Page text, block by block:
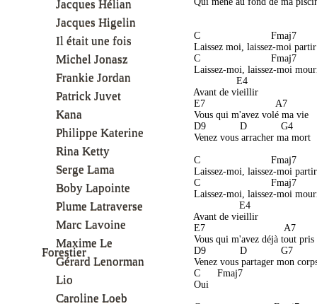
C                         Fmaj7
Laissez moi, laissez-moi partir
C                         Fmaj7
Laissez-moi, laissez-moi
                E4
Avant de vieillir
E7                         A7
Vous qui m'avez volé ma vie
D9            D            G4
Venez vous arracher ma mort
C                         Fmaj7
Laissez-moi, laissez-moi partir
C                         Fmaj7
Laissez-moi, laissez-moi
                 E4
Avant de vieillir
E7                            A7
Vous qui m'avez déjà tout pris
D9            D            G7
Venez vous partager mon
C      Fmaj7
Oui
Jacques Hélian
Jacques Higelin
Il était une fois
Michel Jonasz
Frankie Jordan
Patrick Juvet
Kana
Philippe Katerine
Rina Ketty
Serge Lama
Boby Lapointe
Plume Latraverse
Marc Lavoine
Maxime Le
Forestier
Gérard Lenorman
Lio
Caroline Loeb